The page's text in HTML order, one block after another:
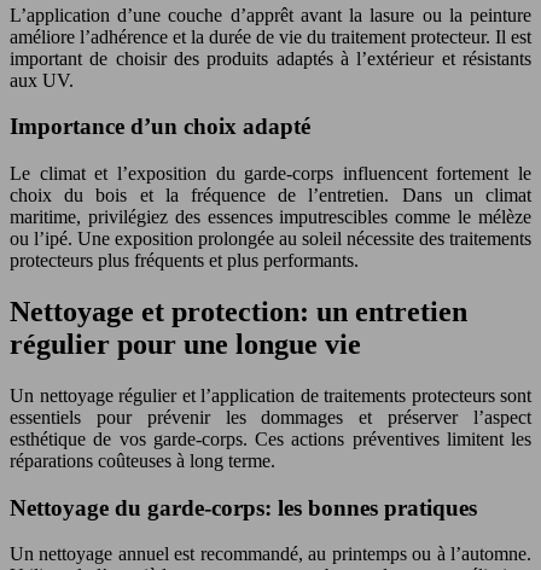
L’application d’une couche d’apprêt avant la lasure ou la peinture
améliore l’adhérence et la durée de vie du traitement protecteur. Il est
important de choisir des produits adaptés à l’extérieur et résistants
aux UV.
Importance d’un choix adapté
Le climat et l’exposition du garde-corps influencent fortement le
choix du bois et la fréquence de l’entretien. Dans un climat
maritime, privilégiez des essences imputrescibles comme le mélèze
ou l’ipé. Une exposition prolongée au soleil nécessite des traitements
protecteurs plus fréquents et plus performants.
Nettoyage et protection: un entretien
régulier pour une longue vie
Un nettoyage régulier et l’application de traitements protecteurs sont
essentiels pour prévenir les dommages et préserver l’aspect
esthétique de vos garde-corps. Ces actions préventives limitent les
réparations coûteuses à long terme.
Nettoyage du garde-corps: les bonnes pratiques
Un nettoyage annuel est recommandé, au printemps ou à l’automne.